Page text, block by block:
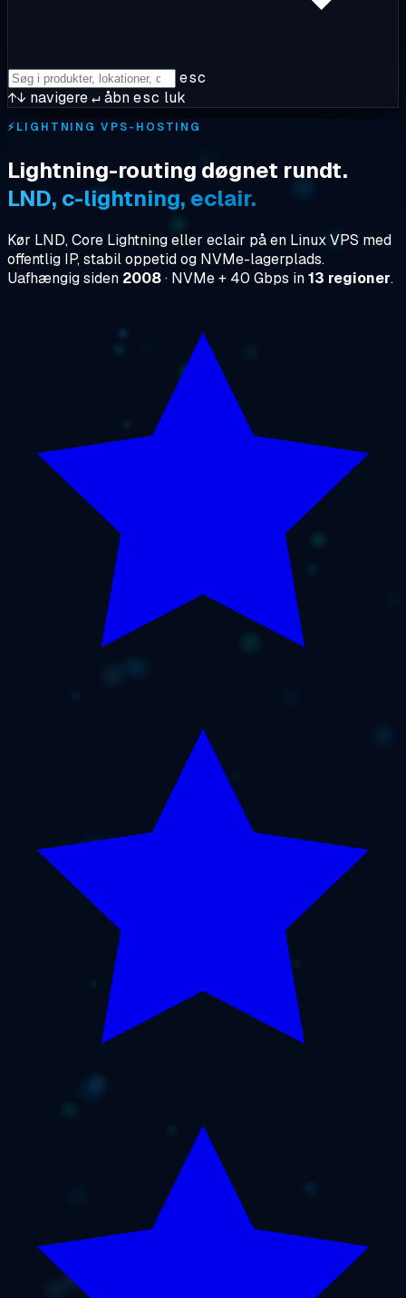
esc
↑↓ navigere↵åbnesc luk
⚡LIGHTNING VPS-HOSTING
Lightning-routing døgnet rundt.
LND, c-lightning, eclair.
Kør LND, Core Lightning eller eclair på en Linux VPS med
offentlig IP, stabil oppetid og NVMe-lagerplads.
Uafhængig siden 2008· NVMe + 40 Gbps in13 regioner.